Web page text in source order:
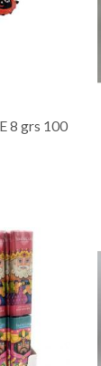
8 grs 100